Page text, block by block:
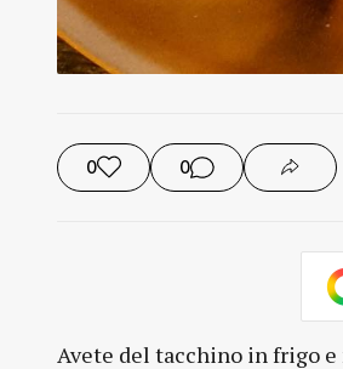
0 0
Avete del tacchino in frigo